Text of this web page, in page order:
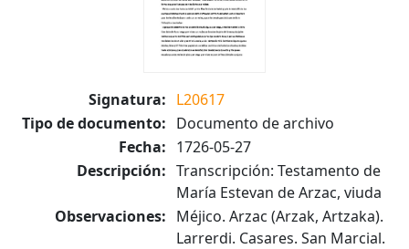
Signatura: L20617
Tipo de documento: Documento de archivo
Fecha: 1726-05-27
Descripción: Transcripción: Testamento de
María Estevan de Arzac, viuda
Observaciones: Méjico. Arzac (Arzak, Artzaka).
Larrerdi. Casares. San Marcial.